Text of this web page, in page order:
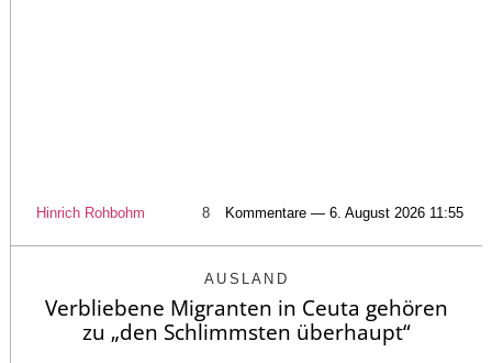
Hinrich Rohbohm 8 Kommentare — 6. August 2026 11:55
AUSLAND
Verbliebene Migranten in Ceuta gehören
zu „den Schlimmsten überhaupt“